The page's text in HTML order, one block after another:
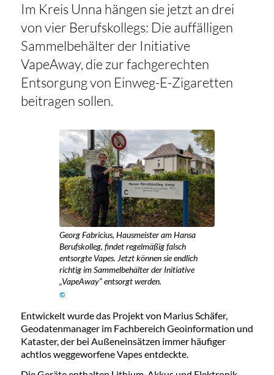
Im Kreis Unna hängen sie jetzt an drei
von vier Berufskollegs: Die auffälligen
Sammelbehälter der Initiative
VapeAway, die zur fachgerechten
Entsorgung von Einweg-E-Zigaretten
beitragen sollen.
Georg Fabricius, Hausmeister am Hansa
Berufskolleg, findet regelmäßig falsch
entsorgte Vapes. Jetzt können sie endlich
richtig im Sammelbehälter der Initiative
„VapeAway“ entsorgt werden.
©
Entwickelt wurde das Projekt von Marius Schäfer,
Geodatenmanager im Fachbereich Geoinformation und
Kataster, der bei Außeneinsätzen immer häufiger
achtlos weggeworfene Vapes entdeckte.